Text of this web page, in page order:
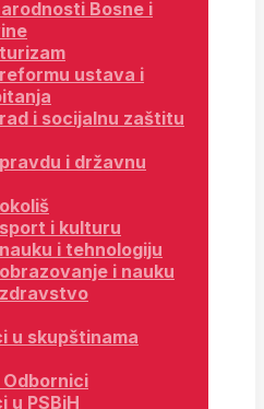
Bosne i
ustava i
i socijalnu zaštitu
i državnu
i kulturu
i tehnologiju
i nauku
u skupštinama
u PSBiH